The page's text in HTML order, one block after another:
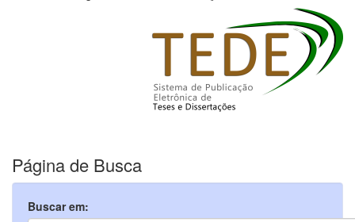
Página de Busca
Buscar em: